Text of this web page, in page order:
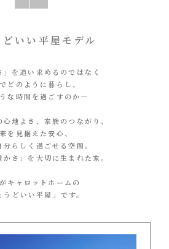
いい平屋モデル
」を追い求めるのではなく
どのように暮らし、
な時間を過ごすのか―
心地よさ、家族のつながり、
を見据えた安心、
分らしく過ごせる空間。
かさ」を大切に生まれた家。
キャロットホームの
うどいい平屋」です。